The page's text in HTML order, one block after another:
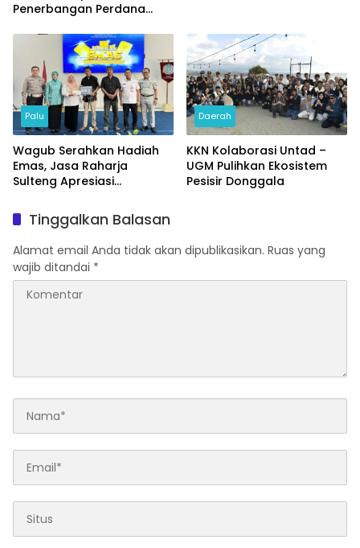
Penerbangan Perdana
Palu
Wagub Serahkan Hadiah
Emas, Jasa Raharja
Sulteng Apresiasi
Daerah
KKN Kolaborasi Untad –
UGM Pulihkan Ekosistem
Pesisir Donggala
Tinggalkan Balasan
Alamat email Anda tidak akan dipublikasikan. Ruas yang
wajib ditandai *